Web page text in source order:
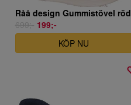
Råå design Gummistövel röd
699;- 199;-
KÖP NU